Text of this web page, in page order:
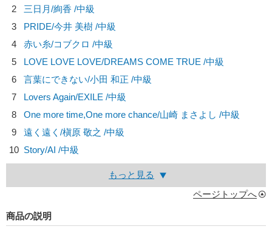
2
三日月/絢香 /中級
3
PRIDE/今井 美樹 /中級
4
赤い糸/コブクロ /中級
5
LOVE LOVE LOVE/DREAMS COME TRUE /中級
6
言葉にできない/小田 和正 /中級
7
Lovers Again/EXILE /中級
8
One more time,One more chance/山崎 まさよし /中級
9
遠く遠く/槇原 敬之 /中級
10 Story/AI /中級
もっと見る
ページトップへ
商品の説明